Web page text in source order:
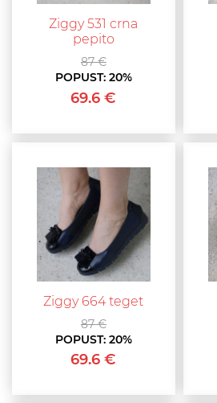
Ziggy 531 crna
pepito
87 €
POPUST: 20%
69.6 €
Ziggy 664 teget
87 €
POPUST: 20%
69.6 €